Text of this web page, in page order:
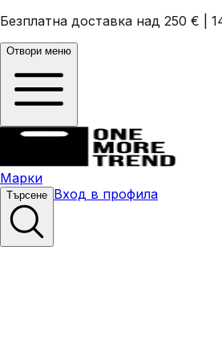
Безплатна доставка над 250 €
Отвори меню
Марки
Търсене Вход в профила